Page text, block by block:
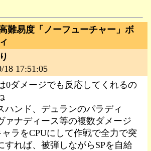
難易度「ノーフューチャー」ボ
18 17:51:05
0ダメージでも反応してくれるの
ハンド、デュランのパラディ
ァナディース等の複数ダメージ
ャラをCPUにして作戦で全力で突
すれば、被弾しながらSPを自給